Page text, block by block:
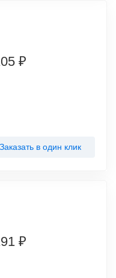
₽
Заказать в один клик
₽